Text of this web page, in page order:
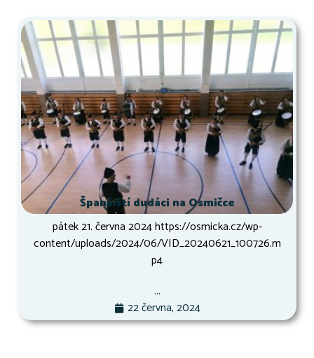
Španělští dudáci na Osmičce
pátek 21. června 2024 https://osmicka.cz/wp-
content/uploads/2024/06/VID_20240621_100726.m
p4
...
22 června, 2024